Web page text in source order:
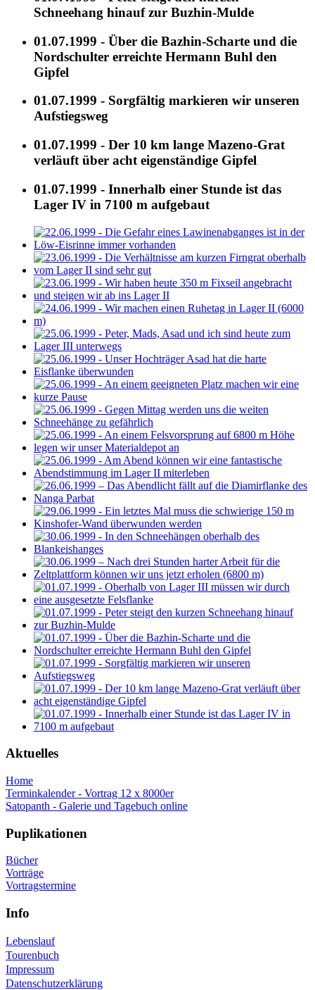
Schneehang hinauf zur Buzhin-Mulde
01.07.1999 - Über die Bazhin-Scharte und die
Nordschulter erreichte Hermann Buhl den
Gipfel
01.07.1999 - Sorgfältig markieren wir unseren
Aufstiegsweg
01.07.1999 - Der 10 km lange Mazeno-Grat
verläuft über acht eigenständige Gipfel
01.07.1999 - Innerhalb einer Stunde ist das
Lager IV in 7100 m aufgebaut
Aktuelles
Home
Terminkalender - Vortrag 12 x 8000er
Satopanth - Galerie und Tagebuch online
Puplikationen
Bücher
Vorträge
Vortragstermine
Info
Lebenslauf
Tourenbuch
Impressum
Datenschutzerklärung